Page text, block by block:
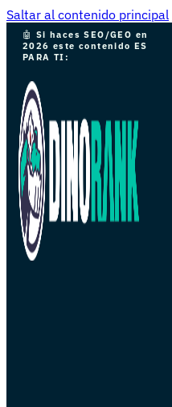
Saltar al contenido principal
🤖 Si haces SEO/GEO en
2026 este contenido ES
PARA TI: